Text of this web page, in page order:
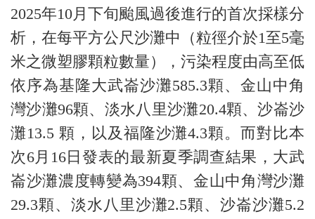
2025年10月下旬颱風過後進行的首次採樣分
析，在每平方公尺沙灘中（粒徑介於1至5毫
米之微塑膠顆粒數量），污染程度由高至低
依序為基隆大武崙沙灘585.3顆、金山中角
灣沙灘96顆、淡水八里沙灘20.4顆、沙崙沙
灘13.5 顆，以及福隆沙灘4.3顆。而對比本
次6月16日發表的最新夏季調查結果，大武
崙沙灘濃度轉變為394顆、金山中角灣沙灘
29.3顆、淡水八里沙灘2.5顆、沙崙沙灘5.2